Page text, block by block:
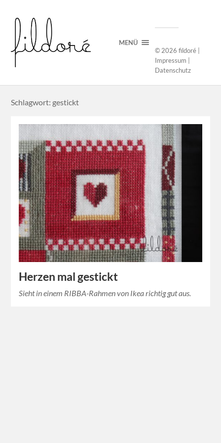
MENÜ
© 2026fildoré
Impressum
Datenschutz
Schlagwort: gestickt
Herzen mal gestickt
Sieht in einem RIBBA-Rahmen von Ikea richtig gut aus.